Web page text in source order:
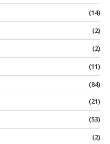
(14)
(2)
(2)
(11)
(84)
(21)
(53)
(2)